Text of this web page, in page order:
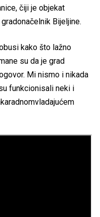
čiji je objekat
Bijeljine.
kako što lažno
su da je grad
Mi nismo i nikada
funkcionisali neki i